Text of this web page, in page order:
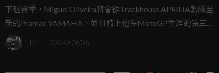
下個賽季，Miguel Oliveira將會從Trackhouse APRILIA轉隊至
新的Pramac YAMAHA，並且騎上他在MotoGP生涯的第三
個品牌的賽車。
TC 2024/09/06